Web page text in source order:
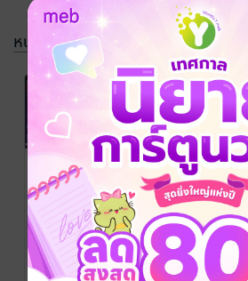
หนังสือรวมชุด
SET จุมพิต
รัตติกาล My
SweetVampire
เล่ม 1 และ 2
เดียนา / นิ้วนาง / นิ้ว
นาง/เดียนา
นิยาย Girl